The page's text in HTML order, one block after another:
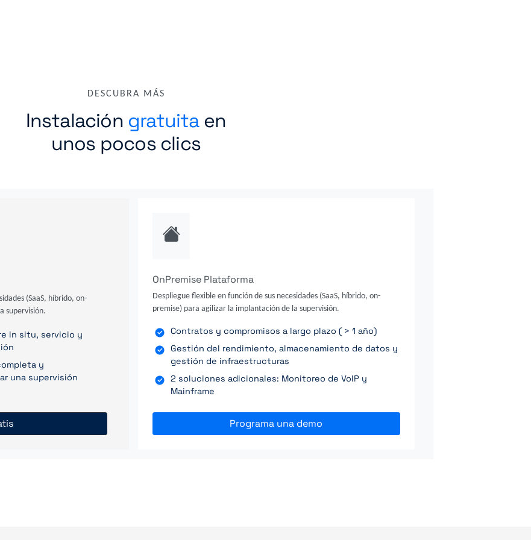
DESCUBRA MÁS
Instalación gratuitaen
unos pocos clics
(SaaS, híbrido, on-
supervisión.
in situ, servicio y
y
una supervisión
OnPremise Plataforma
Despliegue flexible en función de sus necesidades (SaaS, híbrido, on-
premise) para agilizar la implantación de la supervisión.
Contratos y compromisos a largo plazo ( > 1 año)
Gestión del rendimiento, almacenamiento de datos y
gestión de infraestructuras
2 soluciones adicionales: Monitoreo de VoIP y
Mainframe
Programa una demo